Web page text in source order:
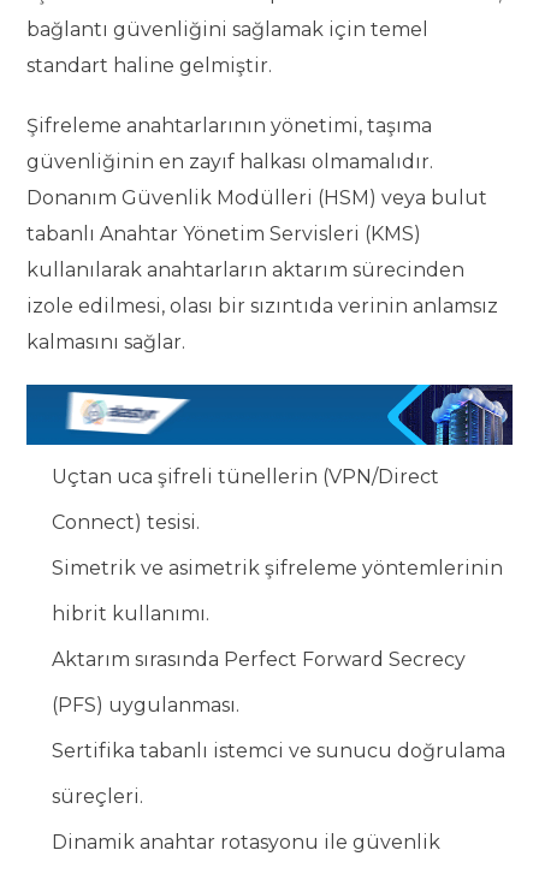
bağlantı güvenliğini sağlamak için temel
standart haline gelmiştir.
Şifreleme anahtarlarının yönetimi, taşıma
güvenliğinin en zayıf halkası olmamalıdır.
Donanım Güvenlik Modülleri (HSM) veya bulut
tabanlı Anahtar Yönetim Servisleri (KMS)
kullanılarak anahtarların aktarım sürecinden
izole edilmesi, olası bir sızıntıda verinin anlamsız
kalmasını sağlar.
Uçtan uca şifreli tünellerin (VPN/Direct
Connect) tesisi.
Simetrik ve asimetrik şifreleme yöntemlerinin
hibrit kullanımı.
Aktarım sırasında Perfect Forward Secrecy
(PFS) uygulanması.
Sertifika tabanlı istemci ve sunucu doğrulama
süreçleri.
Dinamik anahtar rotasyonu ile güvenlik